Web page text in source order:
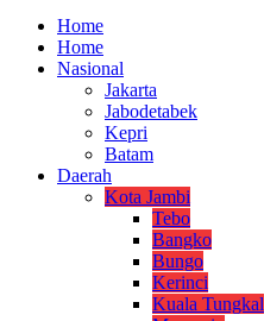
Home
Home
Nasional
Jakarta
Jabodetabek
Kepri
Batam
Daerah
Kota Jambi
Tebo
Bangko
Bungo
Kerinci
Kuala Tungkal